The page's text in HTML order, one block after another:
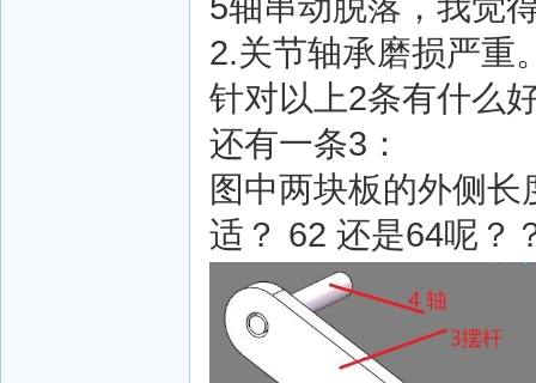
2.关节轴承磨损严重
针对以上2条有什么
还有一条3：
图中两块板的外侧
适？ 62 还是64呢？